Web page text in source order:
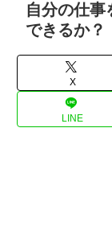
自分の仕事
できるか？
X
LINE